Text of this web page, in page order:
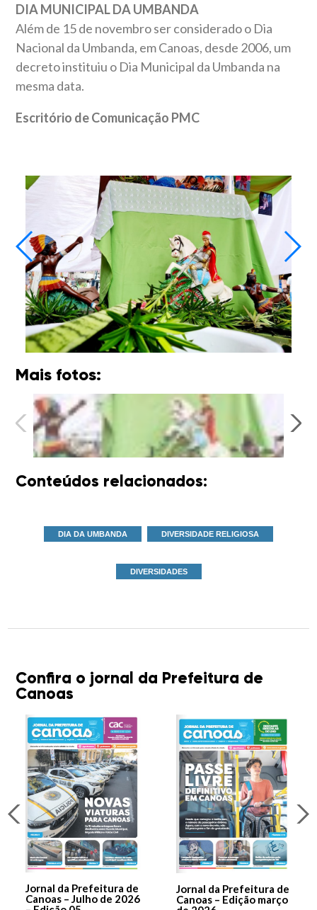
DIA MUNICIPAL DA UMBANDA
Além de 15 de novembro ser considerado o Dia
Nacional da Umbanda, em Canoas, desde 2006, um
decreto instituiu o Dia Municipal da Umbanda na
mesma data.
Escritório de Comunicação PMC
Mais fotos:
Conteúdos relacionados:
DIA DA UMBANDA DIVERSIDADE RELIGIOSA
DIVERSIDADES
Confira o jornal da Prefeitura de
Canoas
Jornal da Prefeitura de
Canoas – Julho de 2026
Jornal da Prefeitura de
Canoas – Edição março